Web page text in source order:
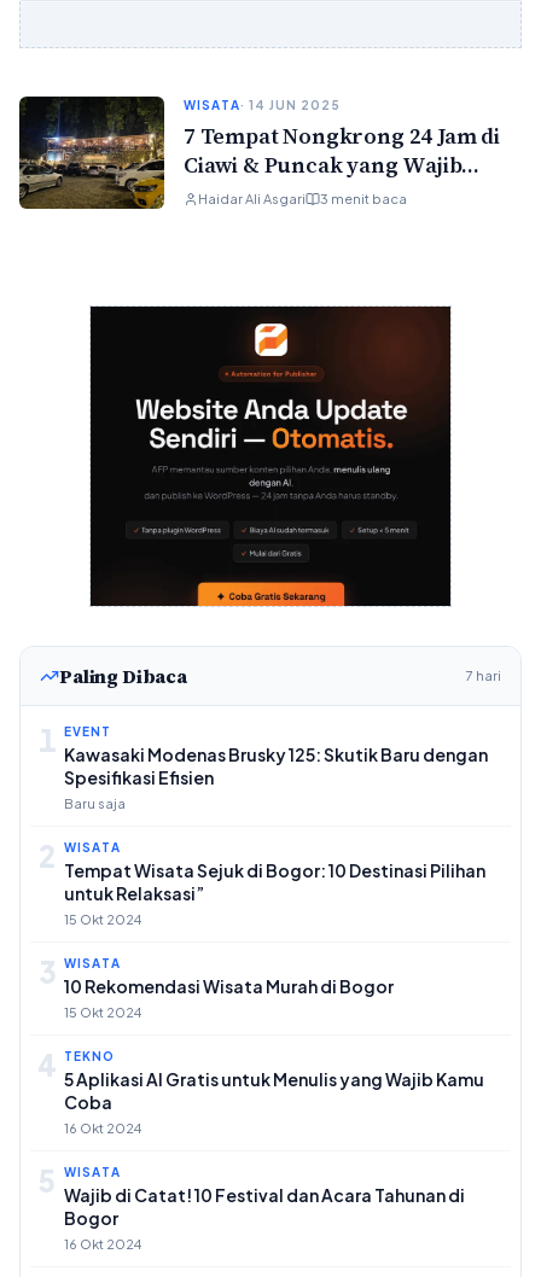
WISATA· 14 JUN 2025
7 Tempat Nongkrong 24 Jam di
Ciawi & Puncak yang Wajib
Kamu Coba!
Haidar Ali Asgari 3 menit baca
Paling Dibaca 7 hari
1 EVENT
Kawasaki Modenas Brusky 125: Skutik Baru dengan
Spesifikasi Efisien
Baru saja
2 WISATA
Tempat Wisata Sejuk di Bogor: 10 Destinasi Pilihan
untuk Relaksasi”
15 Okt 2024
3 WISATA
10 Rekomendasi Wisata Murah di Bogor
15 Okt 2024
4 TEKNO
5 Aplikasi AI Gratis untuk Menulis yang Wajib Kamu
Coba
16 Okt 2024
5 WISATA
Wajib di Catat! 10 Festival dan Acara Tahunan di
Bogor
16 Okt 2024